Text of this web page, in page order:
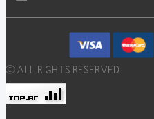
© ALL RIGHTS RESERVED